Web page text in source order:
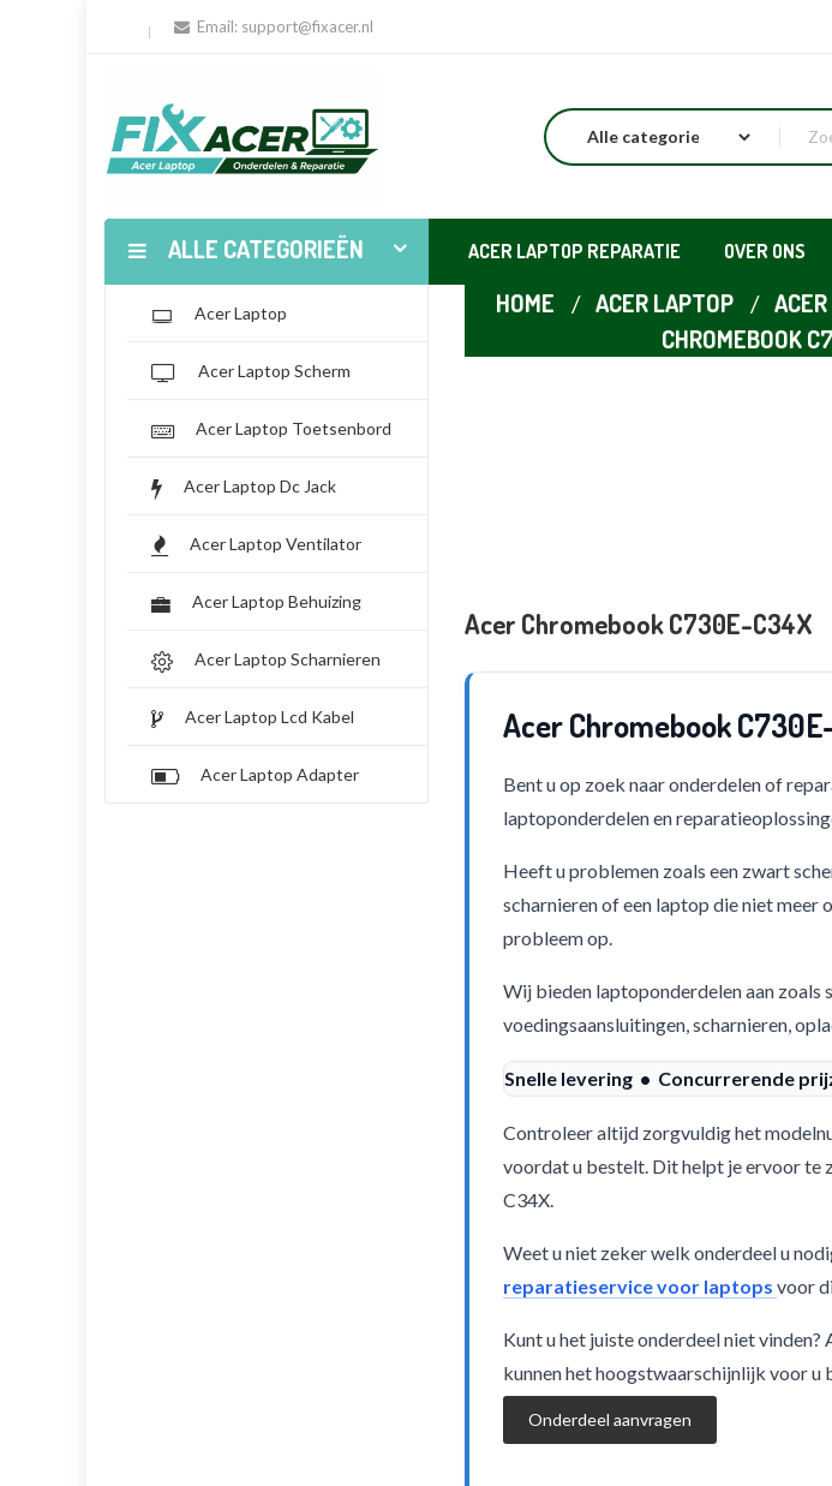
Email: support@fixacer.nl
ALLE CATEGORIEËN ACER LAPTOP REPARATIE OVER ONS
Acer Laptop
Acer Laptop Scherm
Acer Laptop Toetsenbord
Acer Laptop Dc Jack
Acer Laptop Ventilator
Acer Laptop Behuizing
Acer Laptop Scharnieren
Acer Laptop Lcd Kabel
Acer Laptop Adapter
HOME ACER LAPTOP
CHROMEBOOK
Acer Chromebook C730E-C34X
Acer Chromebook
Bent u op zoek naar onderdelen of
laptoponderdelen en
Heeft u problemen zoals een zwart
scharnieren of een laptop die niet meer
probleem op.
Wij bieden laptoponderdelen aan zoals
voedingsaansluitingen, scharnieren,
Snelle levering • Concurrerende
Controleer altijd zorgvuldig het
voordat u bestelt. Dit helpt je ervoor te
C34X.
Weet u niet zeker welk onderdeel u
reparatieservice voor laptops voor
Kunt u het juiste onderdeel niet
kunnen het hoogstwaarschijnlijk voor u
Onderdeel aanvragen